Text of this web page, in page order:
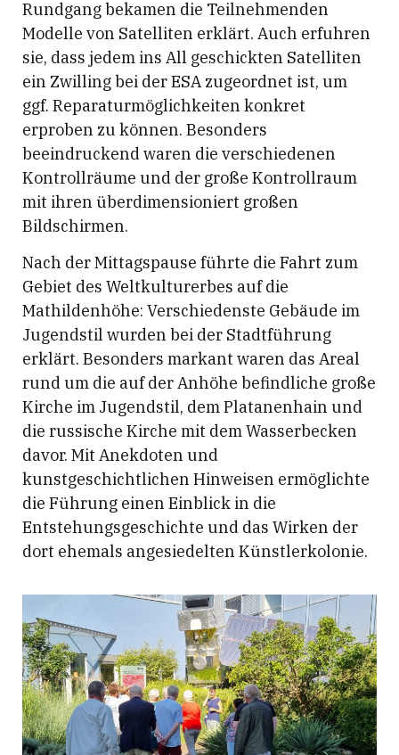
Rundgang bekamen die Teilnehmenden
Modelle von Satelliten erklärt. Auch erfuhren
sie, dass jedem ins All geschickten Satelliten
ein Zwilling bei der ESA zugeordnet ist, um
ggf. Reparaturmöglichkeiten konkret
erproben zu können. Besonders
beeindruckend waren die verschiedenen
Kontrollräume und der große Kontrollraum
mit ihren überdimensioniert großen
Bildschirmen.
Nach der Mittagspause führte die Fahrt zum
Gebiet des Weltkulturerbes auf die
Mathildenhöhe: Verschiedenste Gebäude im
Jugendstil wurden bei der Stadtführung
erklärt. Besonders markant waren das Areal
rund um die auf der Anhöhe befindliche große
Kirche im Jugendstil, dem Platanenhain und
die russische Kirche mit dem Wasserbecken
davor. Mit Anekdoten und
kunstgeschichtlichen Hinweisen ermöglichte
die Führung einen Einblick in die
Entstehungsgeschichte und das Wirken der
dort ehemals angesiedelten Künstlerkolonie.